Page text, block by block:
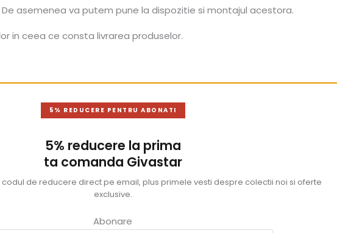
asemenea va putem pune la dispozitie si montajul acestora.
in ceea ce consta livrarea produselor.
5% REDUCERE PENTRU ABONATI
5% reducere la prima
ta comanda Givastar
de reducere direct pe email, plus primele vesti despre colectii noi si oferte
exclusive.
Abonare